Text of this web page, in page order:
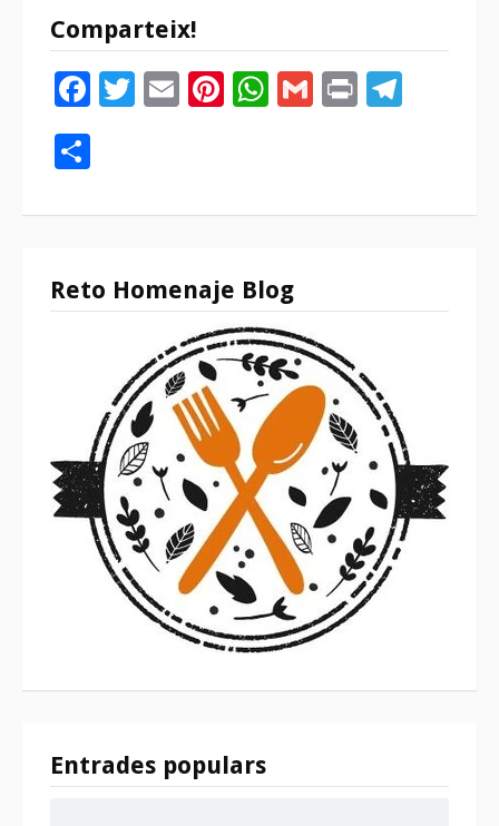
Comparteix!
Facebook
Twitter
EmailPinterest
WhatsApp
Gmail
Print
Reto Homenaje Blog
Entrades populars